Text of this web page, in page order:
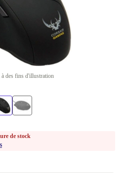
des fins d'illustration
de stock